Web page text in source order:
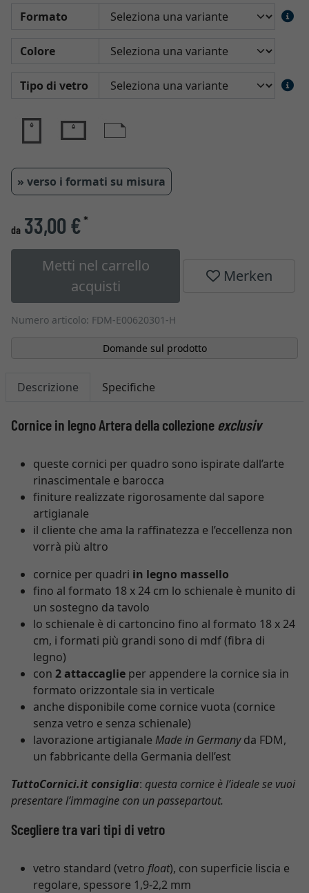
Formato
Colore
Tipo di vetro
» verso i formati su misura
da 33,00 €*
Metti nel carrello
acquisti
Merken
Numero articolo: FDM-E00620301-H
Domande sul prodotto
Descrizione Specifiche
Cornice in legno Artera della collezioneexclusiv
queste cornici per quadro sono ispirate dall’arte
rinascimentale e barocca
finiture realizzate rigorosamente dal sapore
artigianale
il cliente che ama la raffinatezza e l’eccellenza non
vorrà più altro
cornice per quadri in legno massello
fino al formato 18 x 24 cm lo schienale è munito di
un sostegno da tavolo
lo schienale è di cartoncino fino al formato 18 x 24
cm, i formati più grandi sono di mdf (fibra di
legno)
con 2 attaccaglie per appendere la cornice sia in
formato orizzontale sia in verticale
anche disponibile come cornice vuota (cornice
senza vetro e senza schienale)
lavorazione artigianale Made in Germanyda FDM,
un fabbricante della Germania dell’est
TuttoCornici.it consiglia: questa cornice è l’ideale se vuoi
presentare l’immagine con un passepartout.
Scegliere tra vari tipi di vetro
vetro standard (vetro float), con superficie liscia e
regolare, spessore 1,9-2,2 mm